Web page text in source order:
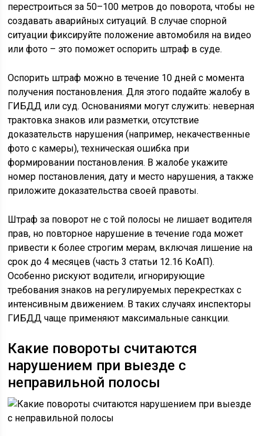
перестроиться за 50–100 метров до поворота, чтобы не
создавать аварийных ситуаций. В случае спорной
ситуации фиксируйте положение автомобиля на видео
или фото – это поможет оспорить штраф в суде.
Оспорить штраф можно в течение 10 дней с момента
получения постановления. Для этого подайте жалобу в
ГИБДД или суд. Основаниями могут служить: неверная
трактовка знаков или разметки, отсутствие
доказательств нарушения (например, некачественные
фото с камеры), техническая ошибка при
формировании постановления. В жалобе укажите
номер постановления, дату и место нарушения, а также
приложите доказательства своей правоты.
Штраф за поворот не с той полосы не лишает водителя
прав, но повторное нарушение в течение года может
привести к более строгим мерам, включая лишение на
срок до 4 месяцев (часть 3 статьи 12.16 КоАП).
Особенно рискуют водители, игнорирующие
требования знаков на регулируемых перекрестках с
интенсивным движением. В таких случаях инспекторы
ГИБДД чаще применяют максимальные санкции.
Какие повороты считаются
нарушением при выезде с
неправильной полосы